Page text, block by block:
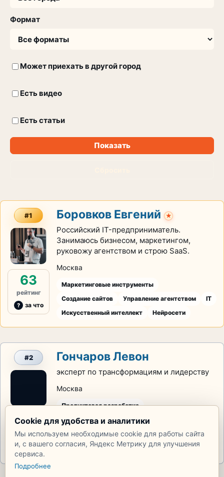
Формат
Может приехать в другой город
Есть видео
Есть статьи
Показать
#1
63
рейтинг
за что
Боровков Евгений ★
Российский IT-предприниматель.
Занимаюсь бизнесом, маркетингом,
руковожу агентством и строю SaaS.
Москва
Маркетинговые инструменты
Создание сайтов
Управление агентством
IT
Искусственный интеллект
Нейросети
#2
20
рейтинг
за что
Гончаров Левон
эксперт по трансформациям и лидерству
Москва
Продуктовая разработка
Корпоративная культура
Мотивация
Управление командами
Лидерство
Построение IT-продуктов
Cookie для удобства и аналитики
Мы используем необходимые cookie для работы сайта
и, с вашего согласия, Яндекс Метрику для улучшения
сервиса.
Подробнее